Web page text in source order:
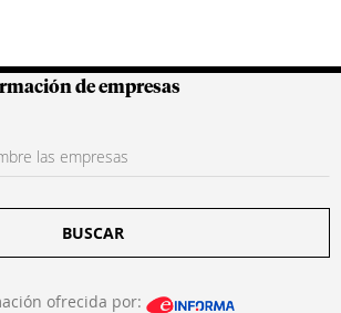
Colombianas
de empresas
BUSCAR
ofrecida por: